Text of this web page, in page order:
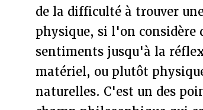
de la difficulté à trouver
physique, si l'on considère
sentiments jusqu'à la
matériel, ou plutôt
naturelles. C'est un des